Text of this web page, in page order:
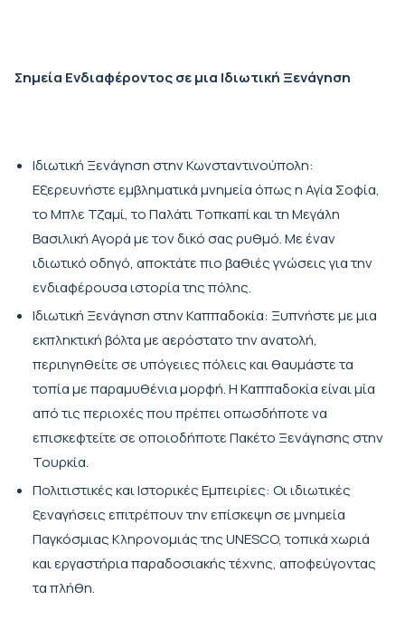
Σημεία Ενδιαφέροντος σε μια Ιδιωτική Ξενάγηση
Ιδιωτική Ξενάγηση στην Κωνσταντινούπολη:
Εξερευνήστε εμβληματικά μνημεία όπως η Αγία Σοφία,
το Μπλε Τζαμί, το Παλάτι Τοπκαπί και τη Μεγάλη
Βασιλική Αγορά με τον δικό σας ρυθμό. Με έναν
ιδιωτικό οδηγό, αποκτάτε πιο βαθιές γνώσεις για την
ενδιαφέρουσα ιστορία της πόλης.
Ιδιωτική Ξενάγηση στην Καππαδοκία: Ξυπνήστε με μια
εκπληκτική βόλτα με αερόστατο την ανατολή,
περιηγηθείτε σε υπόγειες πόλεις και θαυμάστε τα
τοπία με παραμυθένια μορφή. Η Καππαδοκία είναι μία
από τις περιοχές που πρέπει οπωσδήποτε να
επισκεφτείτε σε οποιοδήποτε Πακέτο Ξενάγησης στην
Τουρκία.
Πολιτιστικές και Ιστορικές Εμπειρίες: Οι ιδιωτικές
ξεναγήσεις επιτρέπουν την επίσκεψη σε μνημεία
Παγκόσμιας Κληρονομιάς της UNESCO, τοπικά χωριά
και εργαστήρια παραδοσιακής τέχνης, αποφεύγοντας
τα πλήθη.